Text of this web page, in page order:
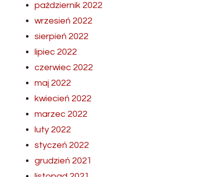
październik 2022
wrzesień 2022
sierpień 2022
lipiec 2022
czerwiec 2022
maj 2022
kwiecień 2022
marzec 2022
luty 2022
styczeń 2022
grudzień 2021